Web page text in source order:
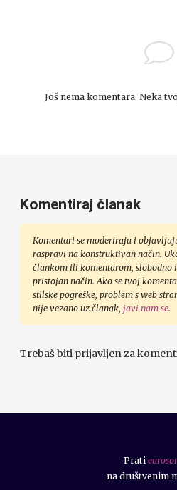
Još nema komentara. Neka
Komentiraj članak
Komentari se moderiraju i
raspravi na konstruktivan način.
člankom ili komentarom, slobodno
pristojan način. Ako se tvoj
stilske pogreške, problem s web
nije vezano uz članak, javi nam se.
Trebaš biti prijavljen za
Prati
na društvenim